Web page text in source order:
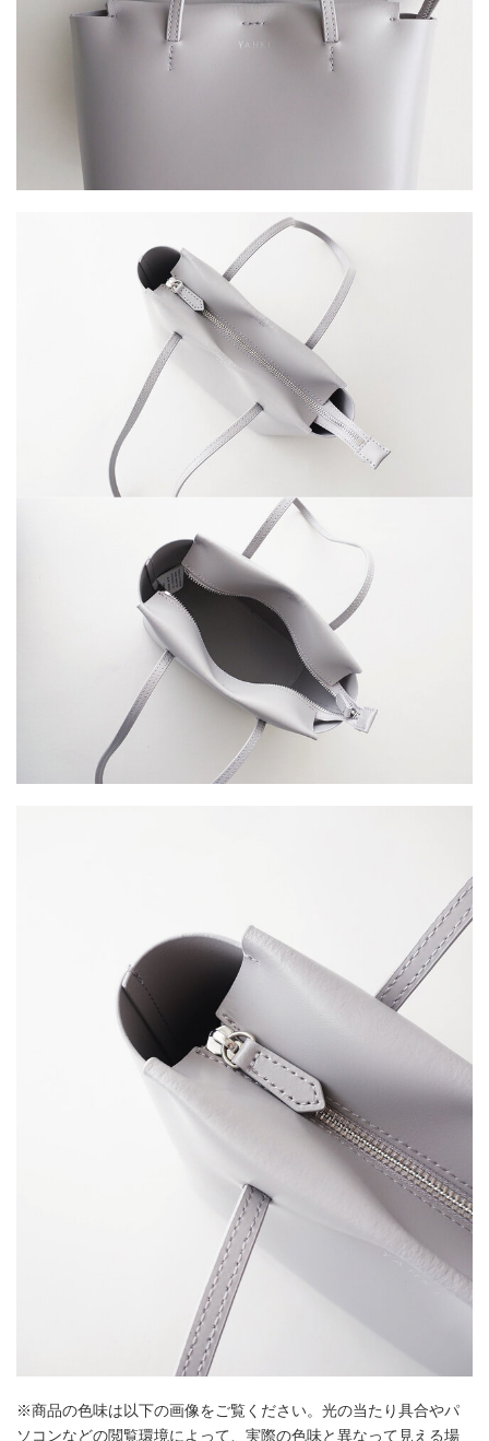
※商品の色味は以下の画像をご覧ください。光の当たり具合やパ
ソコンなどの閲覧環境によって、実際の色味と異なって見える場